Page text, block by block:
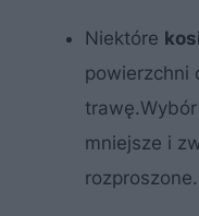
Niektóre
powierzchni
mniejsze i
rozproszone.